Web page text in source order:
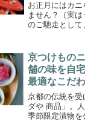
お正月にはカ
ません？（実
のご馳走として
てるかには意
るので通販で
京つけもの
舗の味を自
最適なこだ
京都の伝統を
ダや 商品」。
季節限定漬物を